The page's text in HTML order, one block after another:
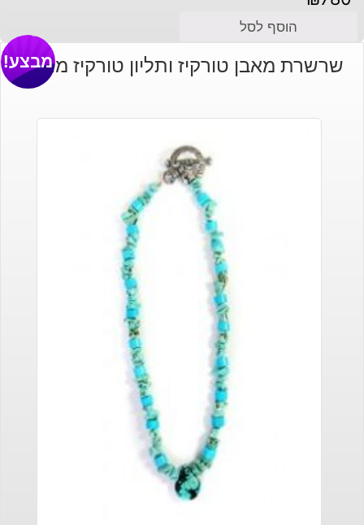
הוסף לסל
שרשרת מאבן טורקיז ותליון טורקיז מוכסף
מבצע!